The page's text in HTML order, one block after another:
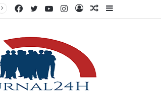
Sidebar
Article
Connexion
Instagram
YouTube
Twitter
Facebook